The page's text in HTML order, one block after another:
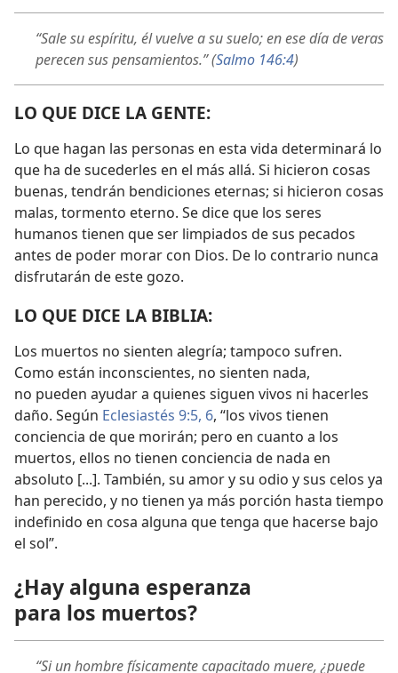
“Sale su espíritu, él vuelve a su suelo; en ese día de veras
perecen sus pensamientos.” (Salmo 146:4)
LO QUE DICE LA GENTE:
Lo que hagan las personas en esta vida determinará lo
que ha de sucederles en el más allá. Si hicieron cosas
buenas, tendrán bendiciones eternas; si hicieron cosas
malas, tormento eterno. Se dice que los seres
humanos tienen que ser limpiados de sus pecados
antes de poder morar con Dios. De lo contrario nunca
disfrutarán de este gozo.
LO QUE DICE LA BIBLIA:
Los muertos no sienten alegría; tampoco sufren.
Como están inconscientes, no sienten nada,
no pueden ayudar a quienes siguen vivos ni hacerles
daño. Según Eclesiastés 9:5, 6, “los vivos tienen
conciencia de que morirán; pero en cuanto a los
muertos, ellos no tienen conciencia de nada en
absoluto [...]. También, su amor y su odio y sus celos ya
han perecido, y no tienen ya más porción hasta tiempo
indefinido en cosa alguna que tenga que hacerse bajo
el sol”.
¿Hay alguna esperanza
para los muertos?
“Si un hombre físicamente capacitado muere, ¿puede